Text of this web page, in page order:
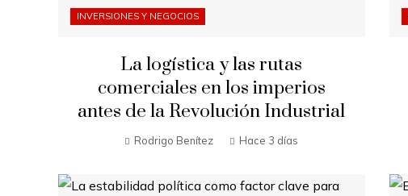
INVERSIONES Y NEGOCIOS
La logística y las rutas
comerciales en los imperios
antes de la Revolución Industrial
Rodrigo Benítez Hace 3 días